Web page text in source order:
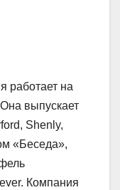
работает на
выпускает
Shenly,
«Беседа»,
Компания